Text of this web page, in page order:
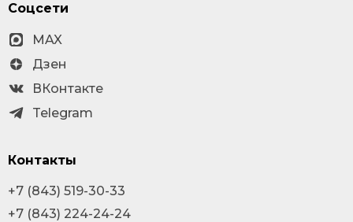
Соцсети
MAX
Дзен
ВКонтакте
Telegram
Контакты
+7 (843) 519-30-33
+7 (843) 224-24-24